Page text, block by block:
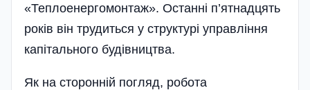
«Теплоенергомонтаж». Останні п’ятнадцять
ро­ків він трудиться у структурі управління
капітального будів­ництва.
Як на сторонній погляд, робота